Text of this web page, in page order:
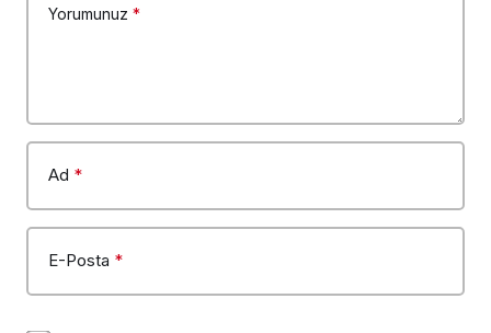
Yorumunuz *
Ad *
E-Posta *